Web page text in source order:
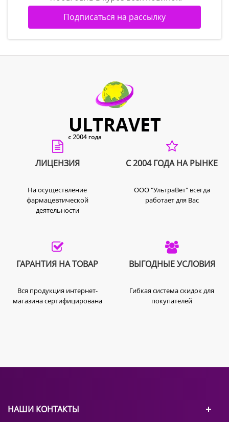
Подписаться на рассылку
ЛИЦЕНЗИЯ
На осуществление
фармацевтической
деятельности
С 2004 ГОДА НА РЫНКЕ
ООО "УльтраВет" всегда
работает для Вас
ГАРАНТИЯ НА ТОВАР
Вся продукция интернет-
магазина сертифицирована
ВЫГОДНЫЕ УСЛОВИЯ
Гибкая система скидок для
покупателей
НАШИ КОНТАКТЫ